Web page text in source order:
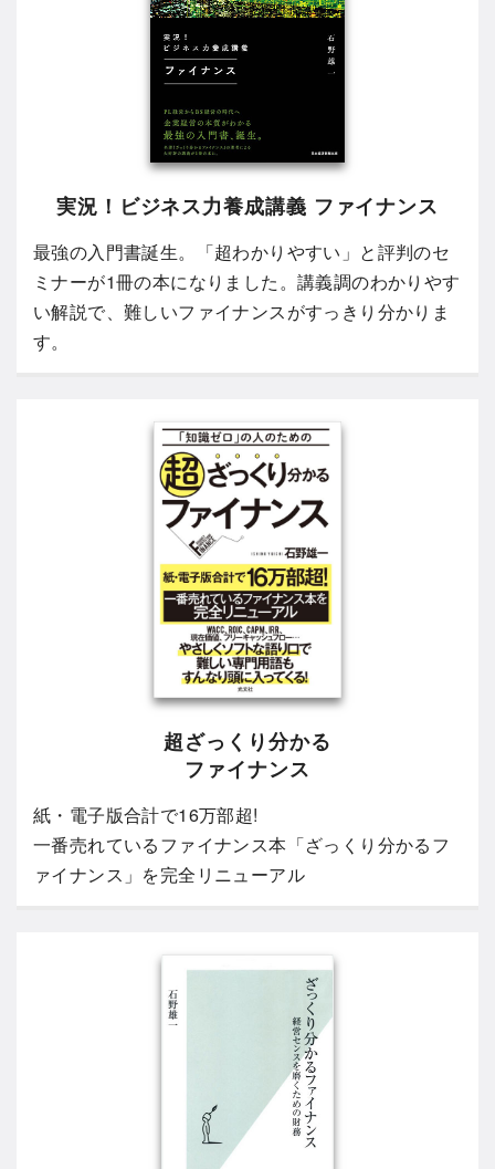
実況！ビジネス力養成講義 ファイナンス
最強の入門書誕生。「超わかりやすい」と評判のセ
ミナーが1冊の本になりました。講義調のわかりやす
い解説で、難しいファイナンスがすっきり分かりま
す。
超ざっくり分かる
ファイナンス
紙・電子版合計で16万部超!
一番売れているファイナンス本「ざっくり分かるフ
ァイナンス」を完全リニューアル